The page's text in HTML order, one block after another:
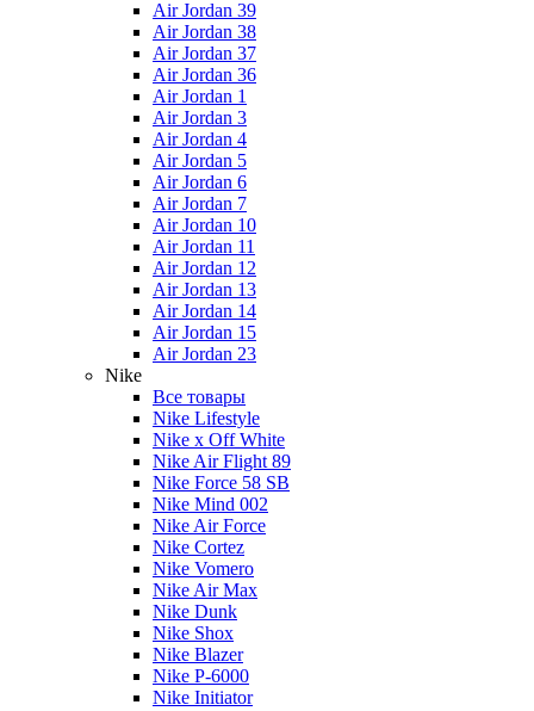
Air Jordan 39
Air Jordan 38
Air Jordan 37
Air Jordan 36
Air Jordan 1
Air Jordan 3
Air Jordan 4
Air Jordan 5
Air Jordan 6
Air Jordan 7
Air Jordan 10
Air Jordan 11
Air Jordan 12
Air Jordan 13
Air Jordan 14
Air Jordan 15
Air Jordan 23
Nike
Все товары
Nike Lifestyle
Nike x Off White
Nike Air Flight 89
Nike Force 58 SB
Nike Mind 002
Nike Air Force
Nike Cortez
Nike Vomero
Nike Air Max
Nike Dunk
Nike Shox
Nike Blazer
Nike P-6000
Nike Initiator